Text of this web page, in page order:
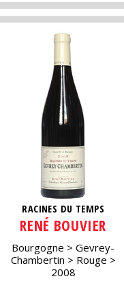
RACINES DU TEMPS
RENÉ BOUVIER
Bourgogne
Gevrey-
Chambertin
Rouge
2008